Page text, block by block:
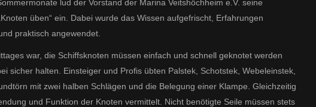
lud der Vorstand der Marina Veitshöchheim e.V. seine
üben“ ein. Dabei wurde das Wissen aufgefrischt, Erfahrungen
praktisch angewendet.
war, die Schiffsknoten müssen einfach und schnell geknotet werden
sicher halten. Einsteiger und Profis übten Palstek, Schotstek, Webeleinstek,
mit zwei halben Schlägen und die Belegung einer Klampe. Gleichzeitig
und Funktion der Knoten vermittelt. Nicht benötigte Seile müssen stets